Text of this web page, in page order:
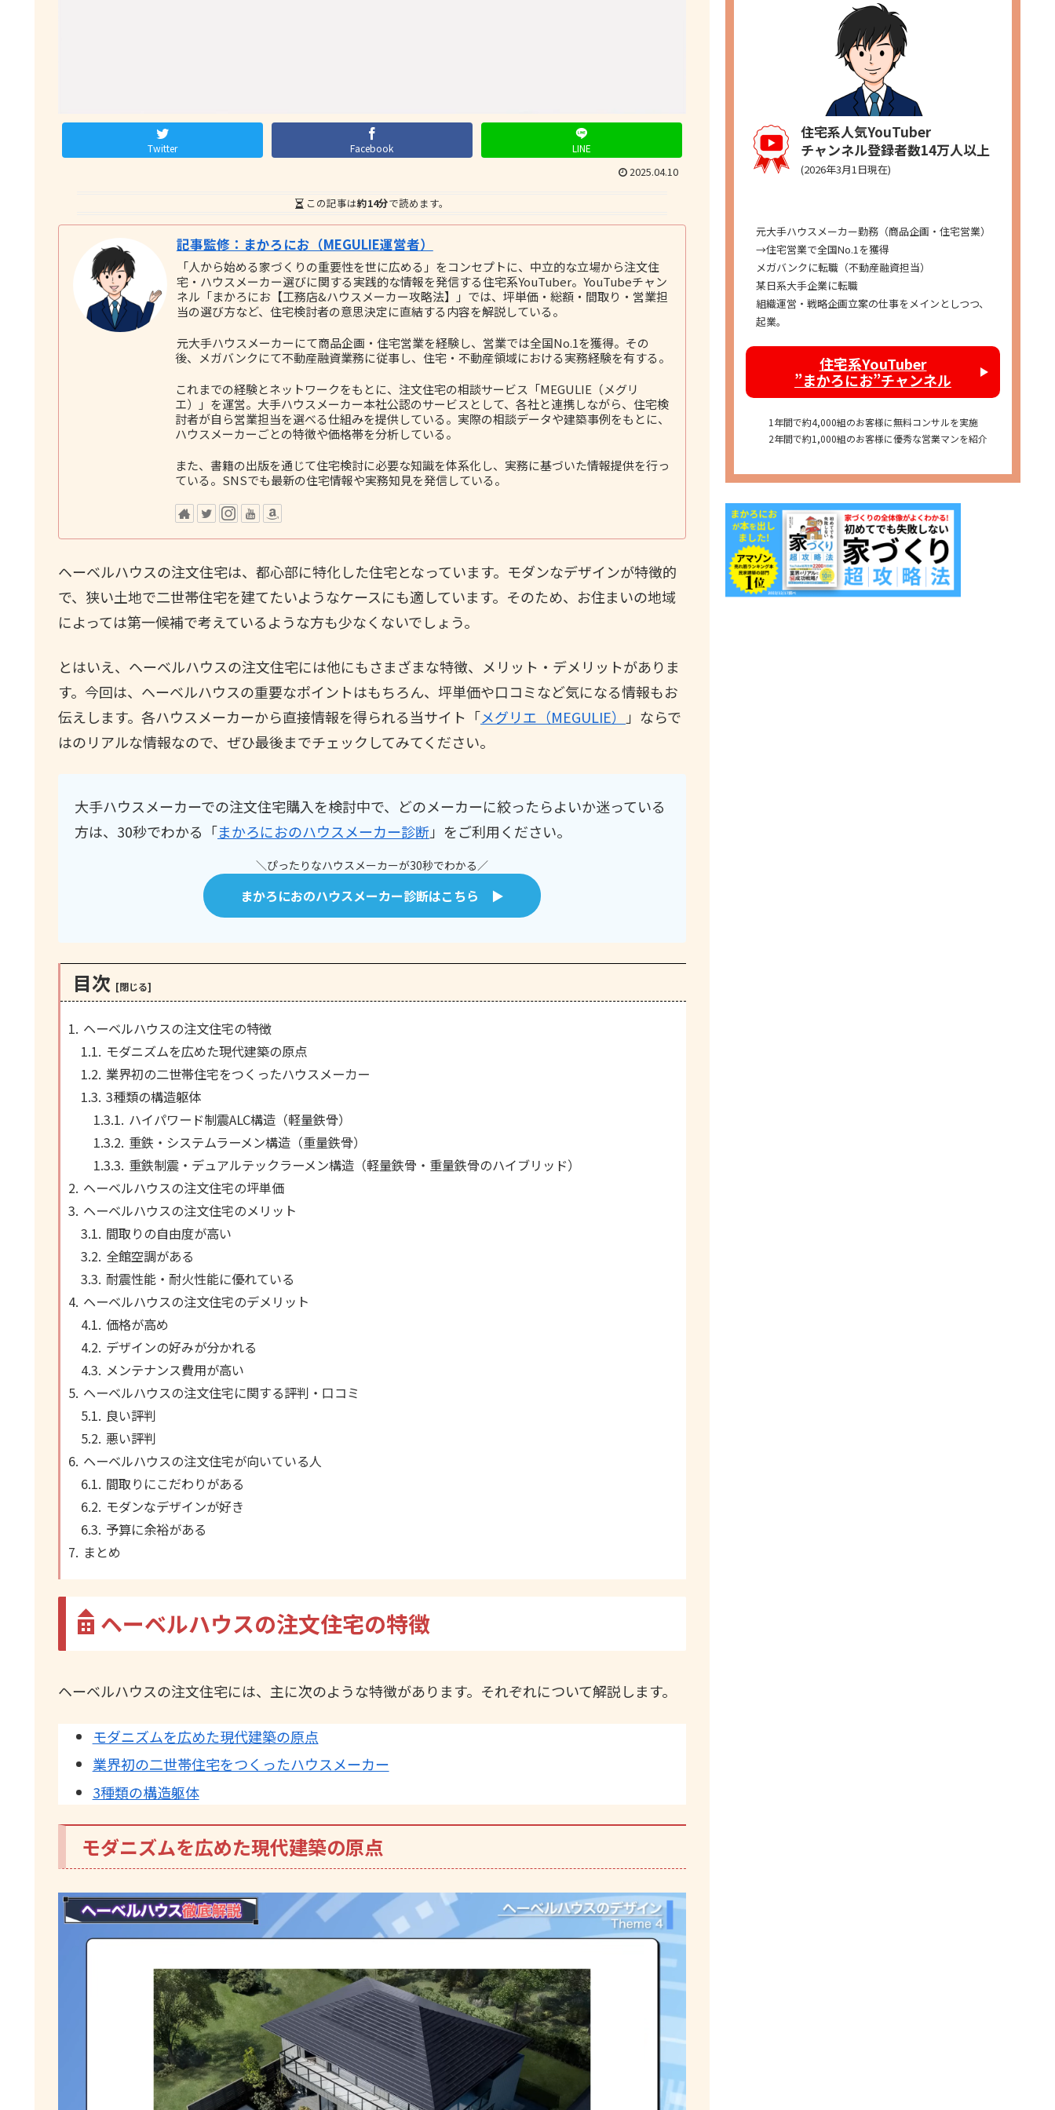
Twitter Facebook LINE
2025.04.10
この記事は約14分で読めます。
記事監修：まかろにお（MEGULIE運営者）
「人から始める家づくりの重要性を世に広める」をコンセプトに、中立的な立場から注文住
宅・ハウスメーカー選びに関する実践的な情報を発信する住宅系YouTuber。YouTubeチャン
ネル「まかろにお【工務店&ハウスメーカー攻略法】」では、坪単価・総額・間取り・営業担
当の選び方など、住宅検討者の意思決定に直結する内容を解説している。
元大手ハウスメーカーにて商品企画・住宅営業を経験し、営業では全国No.1を獲得。その
後、メガバンクにて不動産融資業務に従事し、住宅・不動産領域における実務経験を有する。
これまでの経験とネットワークをもとに、注文住宅の相談サービス「MEGULIE（メグリ
エ）」を運営。大手ハウスメーカー本社公認のサービスとして、各社と連携しながら、住宅検
討者が自ら営業担当を選べる仕組みを提供している。実際の相談データや建築事例をもとに、
ハウスメーカーごとの特徴や価格帯を分析している。
また、書籍の出版を通じて住宅検討に必要な知識を体系化し、実務に基づいた情報提供を行っ
ている。SNSでも最新の住宅情報や実務知見を発信している。
ヘーベルハウスの注文住宅は、都心部に特化した住宅となっています。モダンなデザインが特徴的
で、狭い土地で二世帯住宅を建てたいようなケースにも適しています。そのため、お住まいの地域
によっては第一候補で考えているような方も少なくないでしょう。
とはいえ、ヘーベルハウスの注文住宅には他にもさまざまな特徴、メリット・デメリットがありま
す。今回は、ヘーベルハウスの重要なポイントはもちろん、坪単価や口コミなど気になる情報もお
伝えします。各ハウスメーカーから直接情報を得られる当サイト「メグリエ（MEGULIE）
」ならで
はのリアルな情報なので、ぜひ最後までチェックしてみてください。
大手ハウスメーカーでの注文住宅購入を検討中で、どのメーカーに絞ったらよいか迷っている
方は、30秒でわかる「まかろにおのハウスメーカー診断」をご利用ください。
＼ぴったりなハウスメーカーが30秒でわかる／
まかろにおのハウスメーカー診断はこちら ▶
目次
ヘーベルハウスの注文住宅の特徴
モダニズムを広めた現代建築の原点
業界初の二世帯住宅をつくったハウスメーカー
3種類の構造躯体
ハイパワード制震ALC構造（軽量鉄骨）
重鉄・システムラーメン構造（重量鉄骨）
重鉄制震・デュアルテックラーメン構造（軽量鉄骨・重量鉄骨のハイブリッド）
ヘーベルハウスの注文住宅の坪単価
ヘーベルハウスの注文住宅のメリット
間取りの自由度が高い
全館空調がある
耐震性能・耐火性能に優れている
ヘーベルハウスの注文住宅のデメリット
価格が高め
デザインの好みが分かれる
メンテナンス費用が高い
ヘーベルハウスの注文住宅に関する評判・口コミ
良い評判
悪い評判
ヘーベルハウスの注文住宅が向いている人
間取りにこだわりがある
モダンなデザインが好き
予算に余裕がある
まとめ
ヘーベルハウスの注文住宅の特徴
ヘーベルハウスの注文住宅には、主に次のような特徴があります。それぞれについて解説します。
モダニズムを広めた現代建築の原点
業界初の二世帯住宅をつくったハウスメーカー
3種類の構造躯体
モダニズムを広めた現代建築の原点
住宅系人気YouTuber
チャンネル登録者数14万人以上
(2026年3月1日現在)
元大手ハウスメーカー勤務（商品企画・住宅営業）
→住宅営業で全国No.1を獲得
メガバンクに転職（不動産融資担当）
某日系大手企業に転職
組織運営・戦略企画立案の仕事をメインとしつつ、
起業。
住宅系YouTuber
”まかろにお”チャンネル
1年間で約4,000組のお客様に無料コンサルを実施
2年間で約1,000組のお客様に優秀な営業マンを紹介